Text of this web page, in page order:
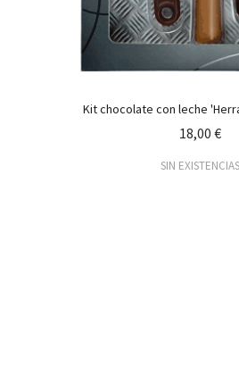
Kit chocolate con leche
18,00 €
SIN EXISTENCIAS